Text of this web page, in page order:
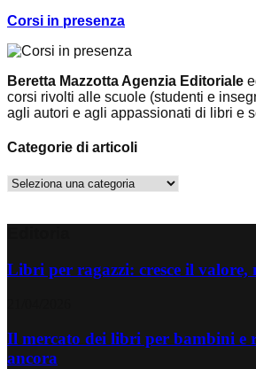
Corsi in presenza
Beretta Mazzotta Agenzia Editoriale
corsi rivolti alle scuole (studenti e
agli autori e agli appassionati di libri e
Categorie di articoli
Categorie
Libri per ragazzi: cresce il valore,
Il mercato dei libri per bambini e
ancora